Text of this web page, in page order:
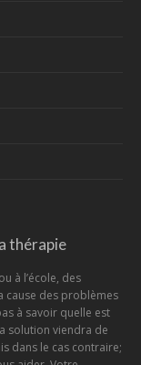
thérapie
à l’école, des
cause des problèmes
à savoir quelle est
solution viendra de
dans le cas contraire;